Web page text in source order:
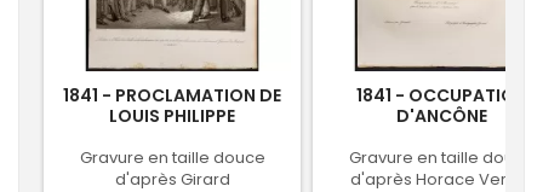
1841 - PROCLAMATION DE
LOUIS PHILIPPE
Gravure en taille douce
d'après Girard
1841 - OCCUPATION
D'ANCÔNE
Gravure en taille douce
d'après Horace Vernet